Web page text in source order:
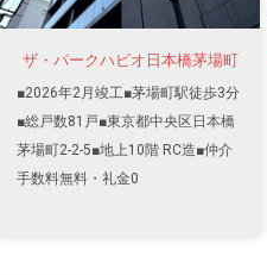
ザ・パークハビオ日本橋茅場町
■2026年2月竣工■茅場町駅徒歩3分
■総戸数81戸■東京都中央区日本橋
茅場町2-2-5■地上10階 RC造■仲介
手数料無料・礼金0